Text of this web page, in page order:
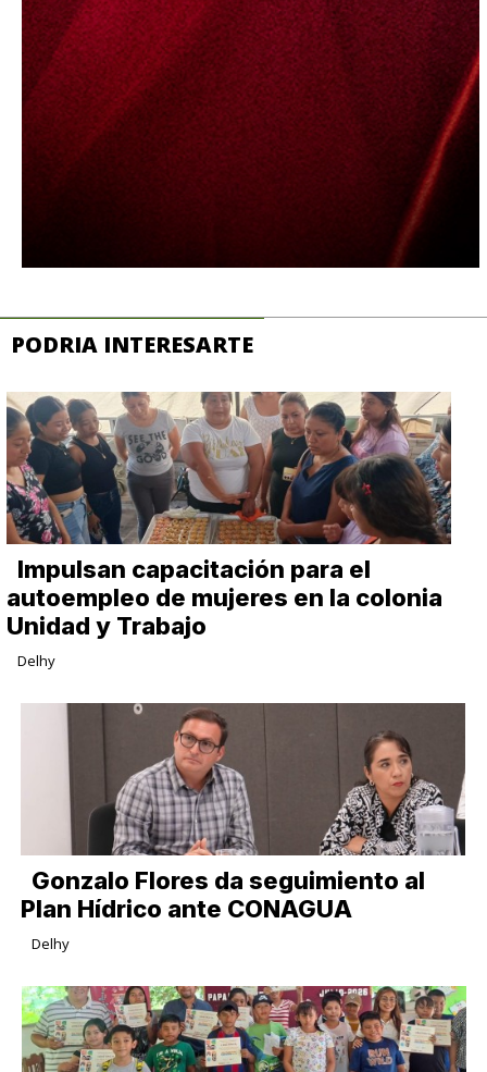
PODRIA INTERESARTE
Impulsan capacitación para el
autoempleo de mujeres en la colonia
Unidad y Trabajo
Delhy
Gonzalo Flores da seguimiento al
Plan Hídrico ante CONAGUA
Delhy